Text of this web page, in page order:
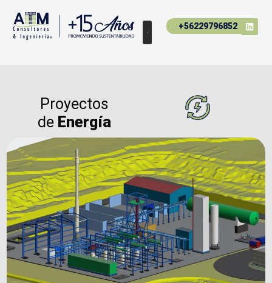
+56229796852
Proyectos
de Energía